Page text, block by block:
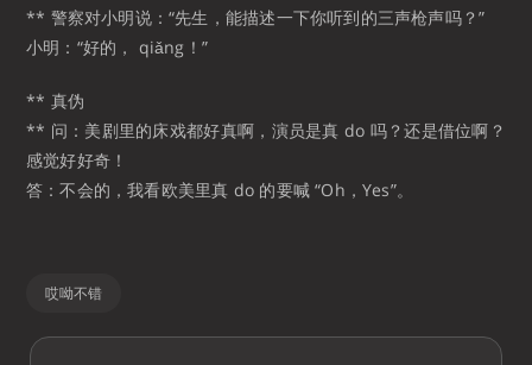
** 警察对小明说：“先生，能描述一下你听到的三声枪声吗？”
小明：“好的， qiǎng！”
** 真伪
** 问：美剧里的床戏都好真啊，演员是真 do 吗？还是借位啊？
感觉好好奇！
答：不会的，我看欧美里真 do 的要喊 “Oh，Yes”。
哎呦不错